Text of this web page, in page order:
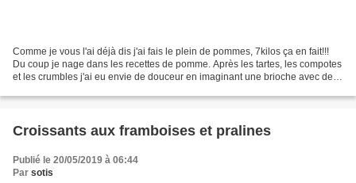
Comme je vous l'ai déjà dis j'ai fais le plein de pommes, 7kilos ça en fait!!!
Du coup je nage dans les recettes de pomme. Après les tartes, les compotes
et les crumbles j'ai eu envie de douceur en imaginant une brioche avec des
Croissants aux framboises et pralines
Publié le 20/05/2019 à 06:44
Par sotis